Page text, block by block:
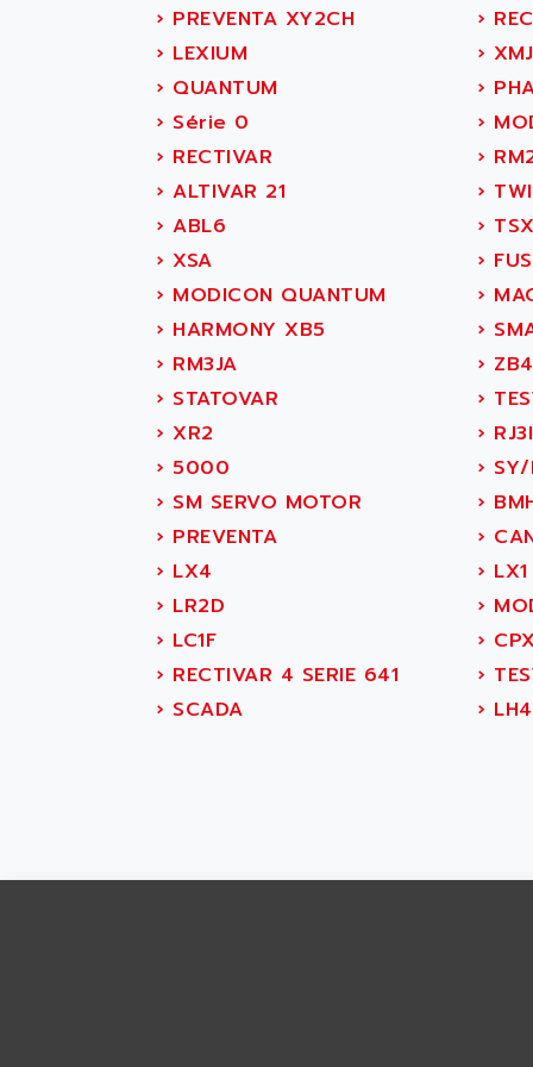
PANEL
OPERATOR PANEL
APRIL 2000
APRIL 7000
SMC50
SMC600
SMC25 et SMC 35
SMC 50 / SMC 600
SMC 600
SMC
AB OSAI
ABAC
ABASK
ABB
ABB AS ROBOTIC
ABB REPAIR DEPT
ABB ROBOTICS
ABC VISION
ABD
ABG
ABL
ABL SURSUM
ABLE SYSTEMS
ABLIC
ABOUTBATTERIE
ABRACON
ABS COMPUTERS
ABS SYSTEM
ABSOCODER
ABUS
ABUS ELECTRONIC
› PREVENTA XY2CH ›
› LEXIUM › XMJ
› QUANTUM ›
› Série 0 ›
› RECTIVAR ›
› ALTIVAR 21 ›
› ABL6 ›
› XSA ›
› MODICON QUANTUM ›
› HARMONY XB5 ›
› RM3JA › ZB4
› STATOVAR ›
› XR2 ›
› 5000 ›
› SM SERVO MOTOR ›
› PREVENTA ›
› LX4 › LX1
› LR2D ›
› LC1F ›
› RECTIVAR 4 SERIE 641 ›
› SCADA ›